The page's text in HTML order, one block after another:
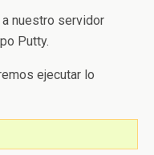
a nuestro servidor
Putty.
ejecutar lo